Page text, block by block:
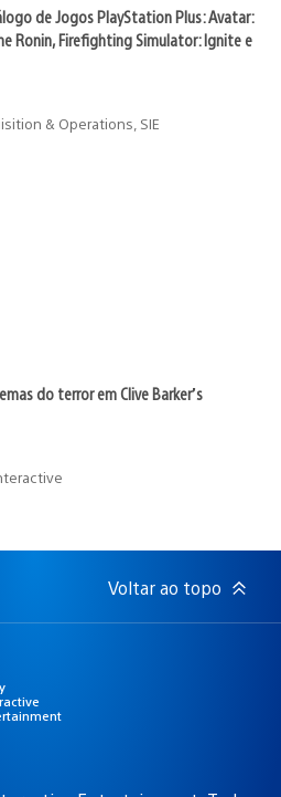
de Jogos PlayStation Plus: Avatar:
Ronin, Firefighting Simulator: Ignite e
& Operations, SIE
do terror em Clive Barker’s
Voltar ao topo